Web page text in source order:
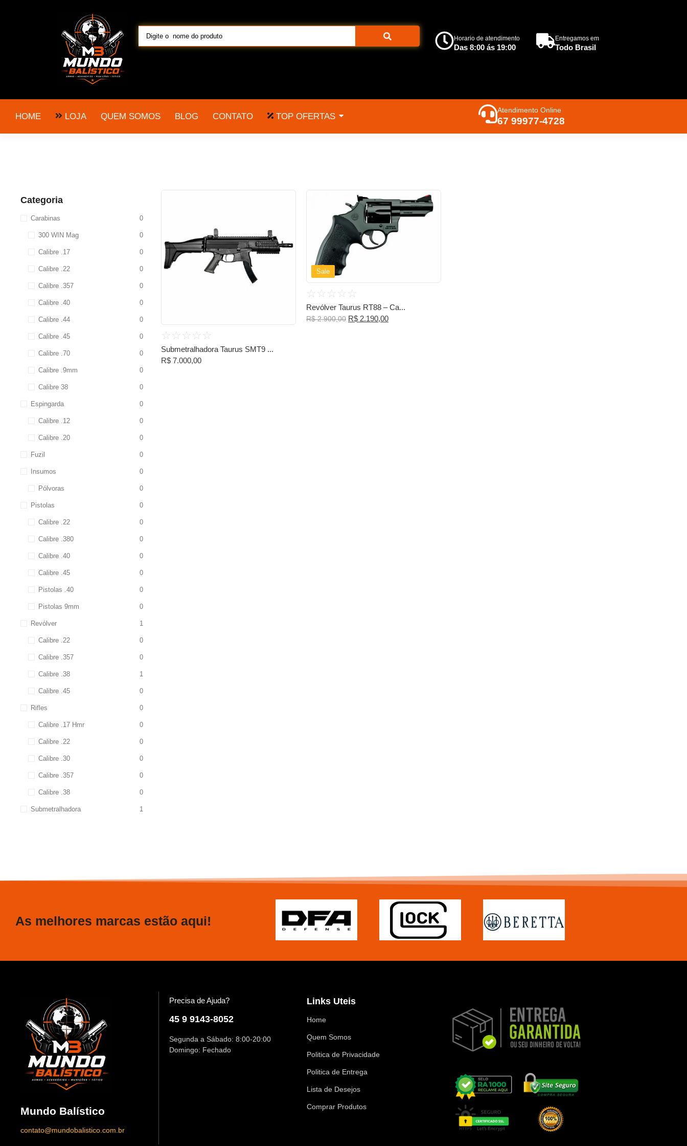
Horario de atendimento
Das 8:00 ás 19:00
Entregamos em
Todo Brasil
HOME LOJA QUEM SOMOS BLOG CONTATO TOP OFERTAS
Atendimento Online
67 99977-4728
Categoria
Carabinas 0
300 WIN Mag 0
Calibre .17 0
Calibre .22 0
Calibre .357 0
Calibre .40 0
Calibre .44 0
Calibre .45 0
Calibre .70 0
Calibre .9mm 0
Calibre 38 0
Espingarda 0
Calibre .12 0
Calibre .20 0
Fuzil 0
Insumos 0
Pólvoras 0
Pistolas 0
Calibre .22 0
Calibre .380 0
Calibre .40 0
Calibre .45 0
Pistolas .40 0
Pistolas 9mm 0
Revólver 1
Calibre .22 0
Calibre .357 0
Calibre .38 1
Calibre .45 0
Rifles 0
Calibre .17 Hmr 0
Calibre .22 0
Calibre .30 0
Calibre .357 0
Calibre .38 0
Submetralhadora 1
☆ ☆ ☆ ☆ ☆
Submetralhadora Taurus SMT9 ...
R$ 7.000,00
Sale
☆ ☆ ☆ ☆ ☆
Revólver Taurus RT88 – Ca...
R$2.900,00 R$2.190,00
As melhores marcas estão aqui!
Mundo Balístico
contato@mundobalistico.com.br
Precisa de Ajuda?
45 9 9143-8052
Segunda a Sábado: 8:00-20:00
Domingo: Fechado
Links Uteis
Home
Quem Somos
Politica de Privacidade
Politica de Entrega
Lista de Desejos
Comprar Produtos